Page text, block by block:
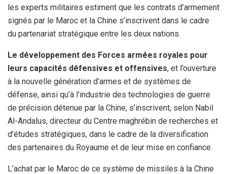
les experts militaires estiment que les contrats d’armement
signés par le Maroc et la Chine s’inscrivent dans le cadre
du partenariat stratégique entre les deux nations.
Le développement des Forces armées royales pour
leurs capacités défensives et offensives, et l’ouverture
à la nouvelle génération d’armes et de systèmes de
défense, ainsi qu’à l’industrie des technologies de guerre
de précision détenue par la Chine, s’inscrivent, selon Nabil
Al-Andalus, directeur du Centre maghrébin de recherches et
d’études stratégiques, dans le cadre de la diversification
des partenaires du Royaume et de leur mise en confiance.
L’achat par le Maroc de ce système de missiles à la Chine